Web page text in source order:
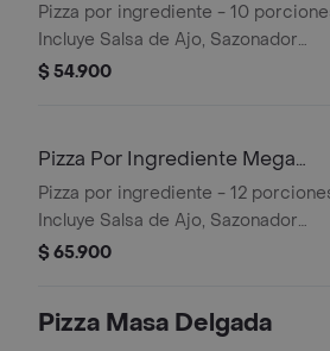
Pizza por ingrediente - 10
Incluye Salsa de Ajo, Sazonador
Pimienta Roja y Pepperoncini.
$ 54.900
Pizza Por Ingrediente Mega
Familiar
Pizza por ingrediente - 12
Incluye Salsa de Ajo, Sazonador
Pimienta Roja y Pepperoncini.
$ 65.900
Pizza Masa Delgada